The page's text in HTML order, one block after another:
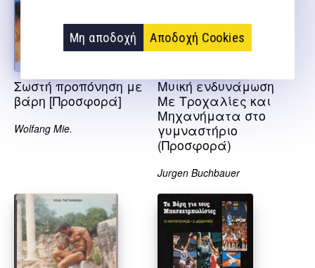
Μη αποδοχή Αποδοχή Cookies
Σωστή προπόνηση με
βάρη [Προσφορά]
Wolfang Mie.
Μυική ενδυνάμωση
Με Τροχαλίες και
Μηχανήματα στο
γυμναστήριο
(Προσφορά)
Jurgen Buchbauer